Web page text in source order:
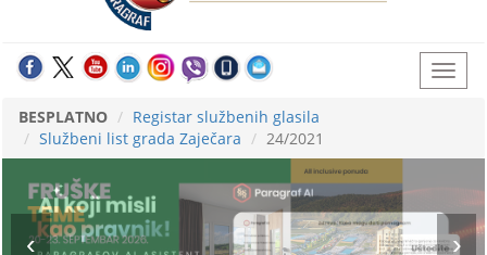
BESPLATNO
Registar službenih glasila
Službeni list grada Zaječara
24/2021